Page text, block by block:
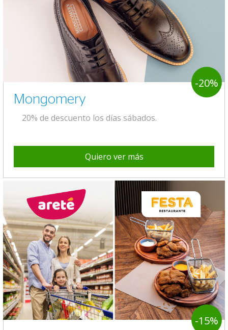
-20%
Mongomery
20% de descuento los días sábados.
Quiero ver más
-15%